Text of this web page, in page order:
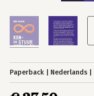
Paperback Nederlands